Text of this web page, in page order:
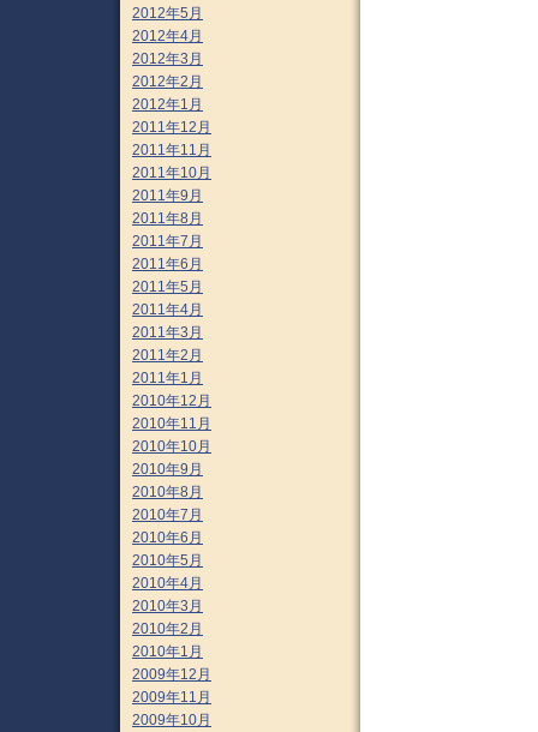
2012年5月
2012年4月
2012年3月
2012年2月
2012年1月
2011年12月
2011年11月
2011年10月
2011年9月
2011年8月
2011年7月
2011年6月
2011年5月
2011年4月
2011年3月
2011年2月
2011年1月
2010年12月
2010年11月
2010年10月
2010年9月
2010年8月
2010年7月
2010年6月
2010年5月
2010年4月
2010年3月
2010年2月
2010年1月
2009年12月
2009年11月
2009年10月